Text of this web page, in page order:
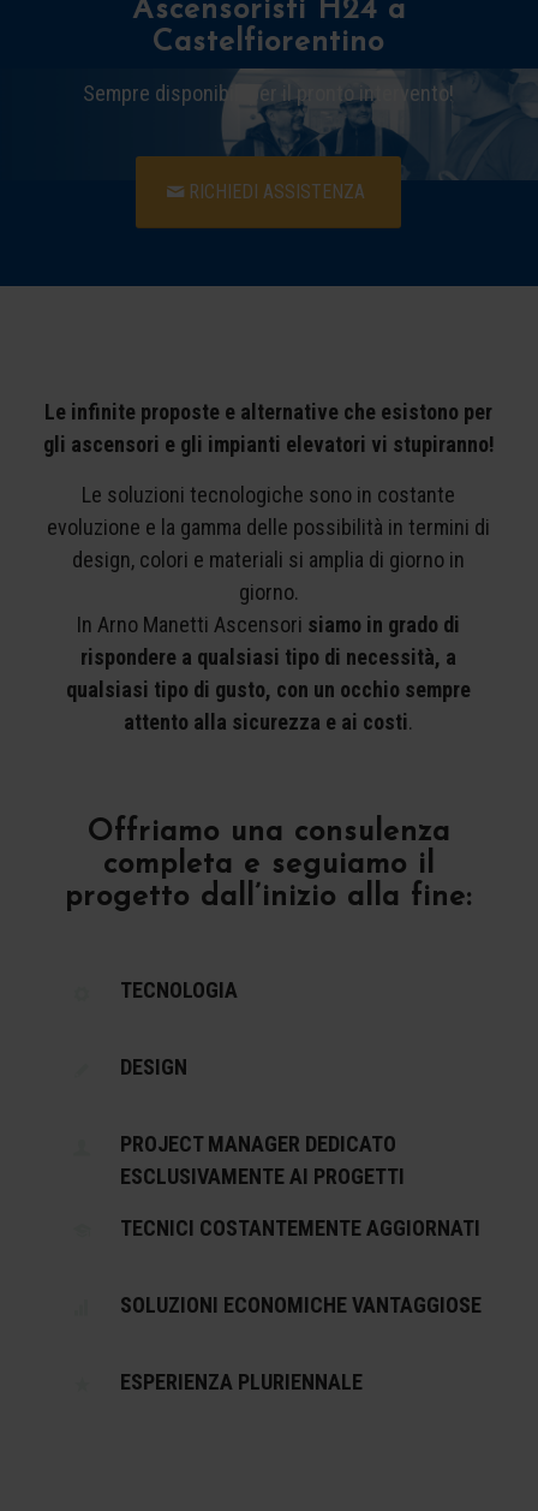
Ascensoristi H24 a
Castelfiorentino
Sempre disponibili per il pronto intervento!
RICHIEDI ASSISTENZA
Le infinite proposte e alternative che esistono per
gli ascensori e gli impianti elevatori vi stupiranno!
Le soluzioni tecnologiche sono in costante
evoluzione e la gamma delle possibilità in termini di
design, colori e materiali si amplia di giorno in
giorno.
In Arno Manetti Ascensori siamo in grado di
rispondere a qualsiasi tipo di necessità, a
qualsiasi tipo di gusto, con un occhio sempre
attento alla sicurezza e ai costi.
Offriamo una consulenza
completa e seguiamo il
progetto dall’inizio alla fine:
TECNOLOGIA
DESIGN
PROJECT MANAGER DEDICATO
ESCLUSIVAMENTE AI PROGETTI
TECNICI COSTANTEMENTE AGGIORNATI
SOLUZIONI ECONOMICHE VANTAGGIOSE
ESPERIENZA PLURIENNALE